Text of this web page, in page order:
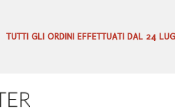
TUTTI GLI ORDINI EFFETTUATI DAL 24